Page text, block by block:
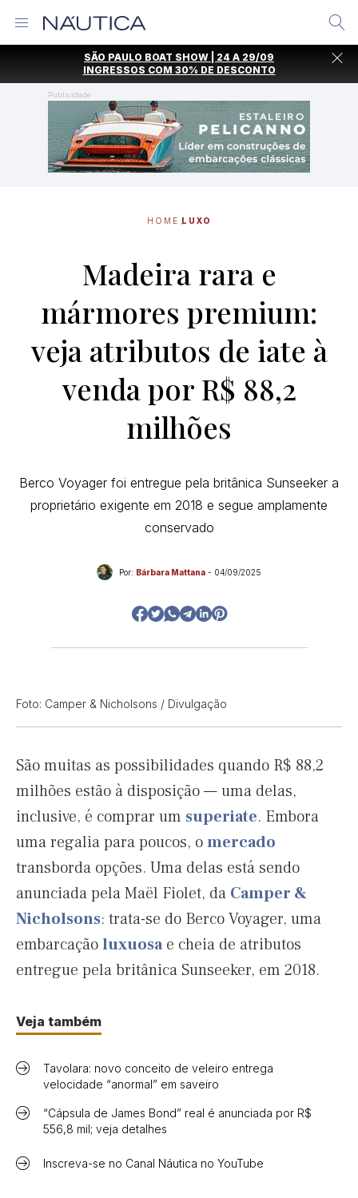
SÃO PAULO BOAT SHOW | 24 A 29/09
INGRESSOS COM 30% DE DESCONTO
Publicidade
HOME LUXO
Madeira rara e
mármores premium:
veja atributos de iate à
venda por R$ 88,2
milhões
Berco Voyager foi entregue pela britânica Sunseeker a
proprietário exigente em 2018 e segue amplamente
conservado
Por: Bárbara Mattana - 04/09/2025
Foto: Camper & Nicholsons / Divulgação
São muitas as possibilidades quando R$ 88,2
milhões estão à disposição — uma delas,
inclusive, é comprar um superiate. Embora
uma regalia para poucos, omercado
transborda opções. Uma delas está sendo
anunciada pela Maël Fiolet, da Camper &
Nicholsons: trata-se do Berco Voyager, uma
embarcaçãoluxuosa e cheia de atributos
entregue pela britânica Sunseeker, em 2018.
Veja também
Tavolara: novo conceito de veleiro entrega
velocidade “anormal” em saveiro
“Cápsula de James Bond” real é anunciada por R$
556,8 mil; veja detalhes
Inscreva-se no Canal Náutica no YouTube